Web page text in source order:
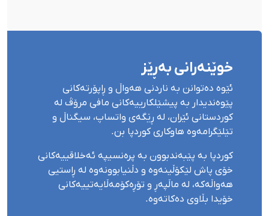
خوێنەرانی بەڕێز
ئێوە دەتوانن بە ناردنی هەواڵ و ڕاپۆرتەکانی
پێوەندیدار بە پیشێلکارییەکانی مافی مرۆڤ لە
کوردستانی ئێران، لە ڕێگەی واتساپ، سیگناڵ و
تێلێگرامەوە هاوکاری کوردپا بن.
کوردپا بە پێبەندبوون بە پرەنسیپە ئەخلاقییەکانی
خۆی پاش لێکۆڵینەوە و دڵنیابوونەوە لە ڕاستیی
هەواڵەکە، لە ماڵپەڕ و تۆڕەکۆمەڵایەتییەکانی
خۆیدا بڵاوی دەکاتەوە.